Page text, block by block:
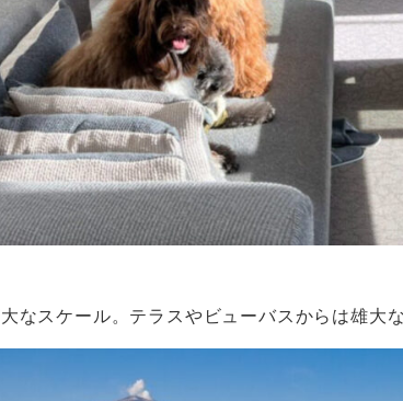
なスケール。テラスやビューバスからは雄大